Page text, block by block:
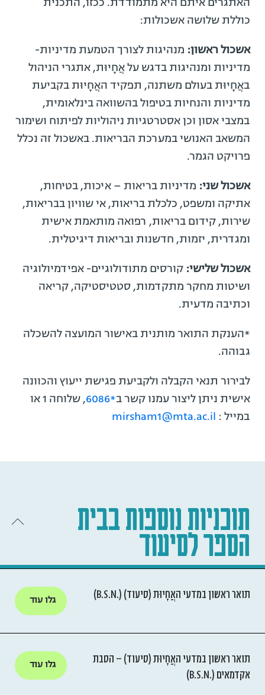
האתגרים איתם היא מתמודדת. ככזו, התכנית
כוללת שלושה אשכולות:
אשכול ראשון:מנהיגות לצורך הטמעת מדיניות-
מדיניות ומנהיגות בדגש על אֲחָיוּת, אתגרי הניהול
באֲחָיוּת בעולם משתנה, תפקיד האֲחָיוּת בקביעת
מדיניות והנחיות בטיפול בהשוואה בינלאומית,
במצבי אסון וכן אסטרטגיות ניהוליות לפיתוח ושימור
המשאב האנושי במערכת הבריאות. באשכול זה נכלל
פרויקט הגמר.
אשכול שני:מדיניות בריאות – איכות, בטיחות,
אתיקה ומשפט, כלכלת בריאות, אי שוויון בבריאות,
שירות, קידום בריאות, רפואה מותאמת אישית
ומגדרית, יזמות, חדשנות ובריאות דיגיטלית.
אשכול שלישי:קורסים מתודולוגיים- אפידמיולוגיה
ושיטות מחקר מתקדמות, סטטיסטיקה, קריאה
וכתיבה מדעית.
*הענקת התואר מותנית באישור המועצה להשכלה
גבוהה.
לבירור תנאי הקבלה ולקביעת פגישת ייעוץ והכוונה
אישית ניתן ליצור עמנו קשר ב*6086
, שלוחה 1 או
במייל :mirsham1@mta.ac.il
תוכניות נוספות בבית
הספר לסיעוד
תואר ראשון במדעי האֲחָיוּת (סיעוד) (.B.S.N) גלו עוד
תואר ראשון במדעי האֲחָיוּת (סיעוד) – הסבת
אקדמאים (.B.S.N)
גלו עוד